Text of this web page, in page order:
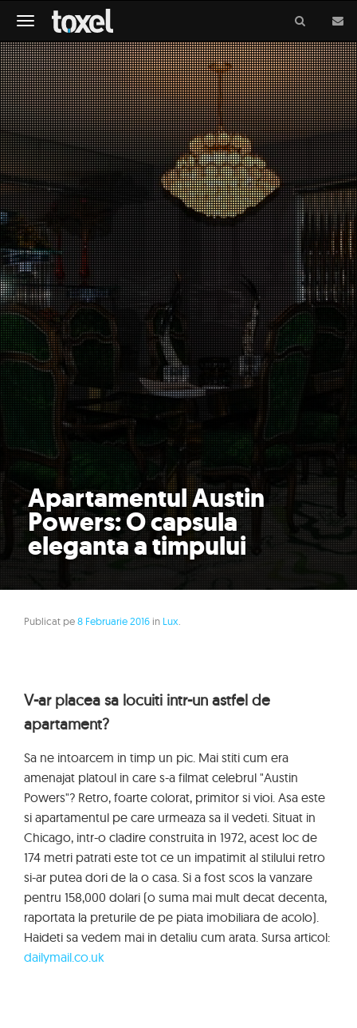
Meniu
Apartamentul Austin
Powers: O capsula
eleganta a timpului
Publicat pe8 Februarie 2016 in Lux
V-ar placea sa locuiti intr-un astfel de
apartament?
Sa ne intoarcem in timp un pic. Mai stiti cum era
amenajat platoul in care s-a filmat celebrul "Austin
Powers"? Retro, foarte colorat, primitor si vioi. Asa este
si apartamentul pe care urmeaza sa il vedeti. Situat in
Chicago, intr-o cladire construita in 1972, acest loc de
174 metri patrati este tot ce un impatimit al stilului retro
si-ar putea dori de la o casa. Si a fost scos la vanzare
pentru 158,000 dolari (o suma mai mult decat decenta,
raportata la preturile de pe piata imobiliara de acolo).
Haideti sa vedem mai in detaliu cum arata. Sursa articol:
dailymail.co.uk